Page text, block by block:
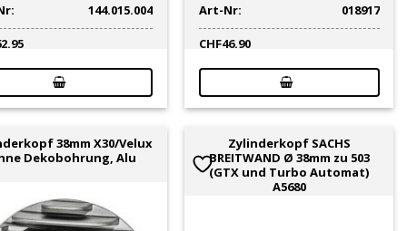
144.015.004
Art-Nr:
018917
CHF46.90
38mm X30/Velux
Dekobohrung, Alu
Zylinderkopf SACHS
BREITWAND Ø 38mm zu 503
(GTX und Turbo Automat)
A5680